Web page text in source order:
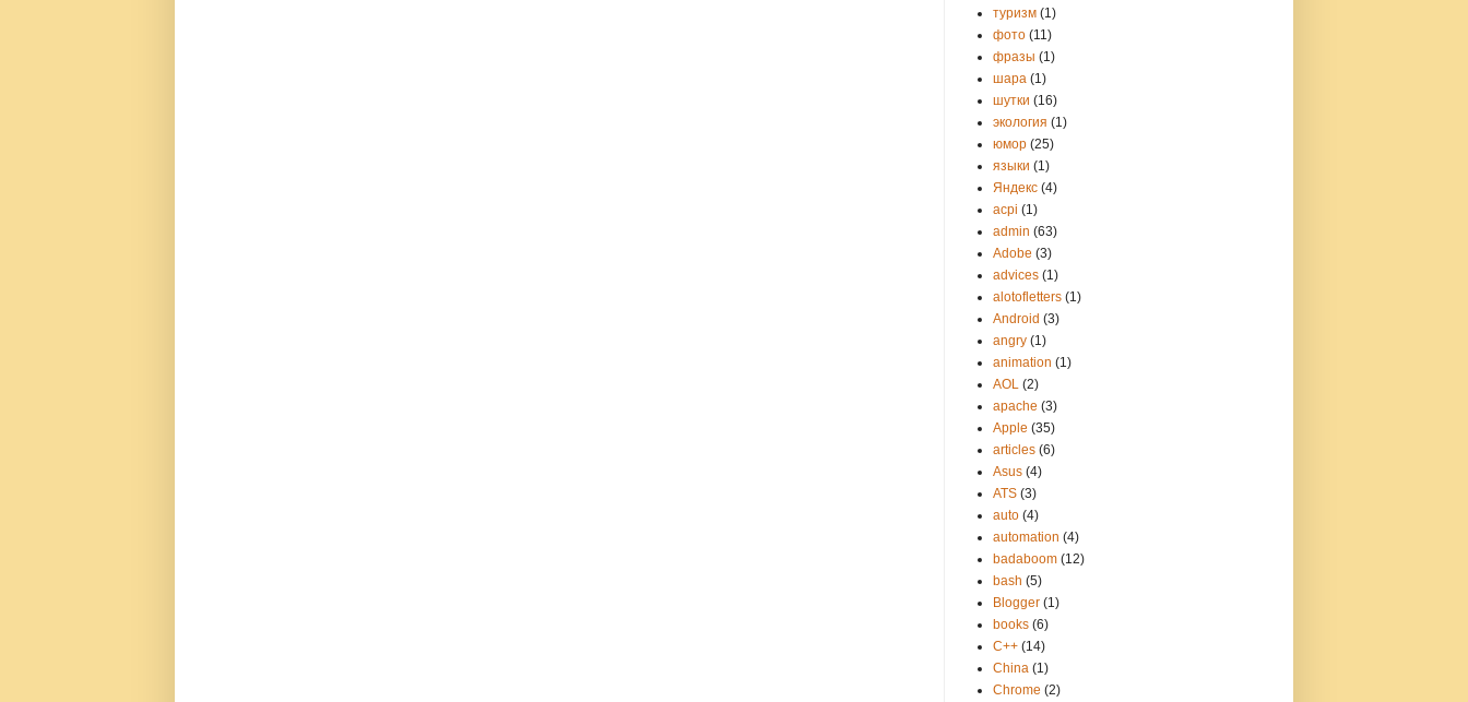
туризм (1)
фото (11)
фразы (1)
шара (1)
шутки (16)
экология (1)
юмор (25)
языки (1)
Яндекс (4)
acpi (1)
admin (63)
Adobe (3)
advices (1)
alotofletters (1)
Android (3)
angry (1)
animation (1)
AOL (2)
apache (3)
Apple (35)
articles (6)
Asus (4)
ATS (3)
auto (4)
automation (4)
badaboom (12)
bash (5)
Blogger (1)
books (6)
C++ (14)
China (1)
Chrome (2)